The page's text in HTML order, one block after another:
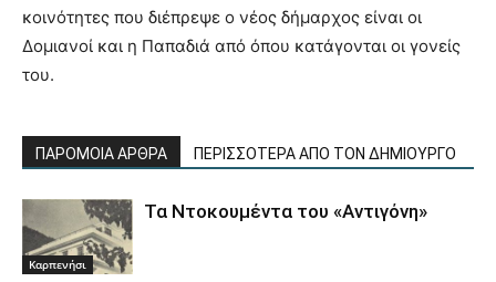
κοινότητες που διέπρεψε ο νέος δήμαρχος είναι οι
Δομιανοί και η Παπαδιά από όπου κατάγονται οι γονείς
του.
ΠΑΡΟΜΟΙΑ ΑΡΘΡΑ ΠΕΡΙΣΣΟΤΕΡΑ ΑΠΟ ΤΟΝ ΔΗΜΙΟΥΡΓΟ
Καρπενήσι
Τα Ντοκουμέντα του «Αντιγόνη»